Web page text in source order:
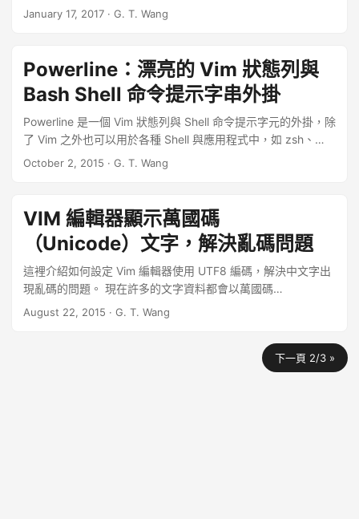
外，也可以作為 16 進位編輯器（hex editor），編輯二進位
Vim 編輯一個二進位執行檔的操作步驟。 ...
January 17, 2017 · G. T. Wang
Powerline：漂亮的 Vim 狀態列與
Bash Shell 命令提示字串外掛
Powerline 是一個 Vim 狀態列與 Shell 命令提示字元的外掛，除
了 Vim 之外也可以用於各種 Shell 與應用程式中，如 zsh、
bash、tmux、IPython、Awesome 與 Qtile。 ...
October 2, 2015 · G. T. Wang
VIM 編輯器顯示萬國碼
（Unicode）文字，解決亂碼問題
這裡介紹如何設定 Vim 編輯器使用 UTF8 編碼，解決中文字出
現亂碼的問題。 現在許多的文字資料都會以萬國碼
（Unicode）的方式來編碼，尤其是在包含中文的文字檔時，
案時，如果預設的編碼不是 UTF8，中文的部分就會跑出亂碼，
August 22, 2015 · G. T. Wang
下一頁 2/3 »